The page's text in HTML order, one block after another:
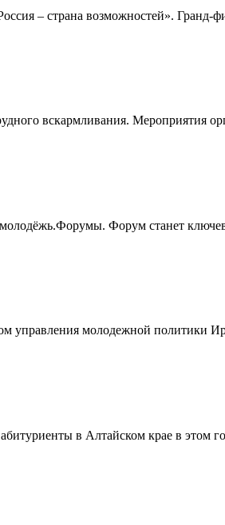
– страна возможностей». Гранд-
вскармливания. Мероприятия
Форум станет
управления молодежной политики
в Алтайском крае в этом